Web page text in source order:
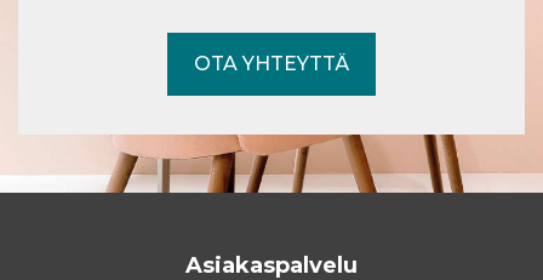
OTA YHTEYTTÄ
Asiakaspalvelu